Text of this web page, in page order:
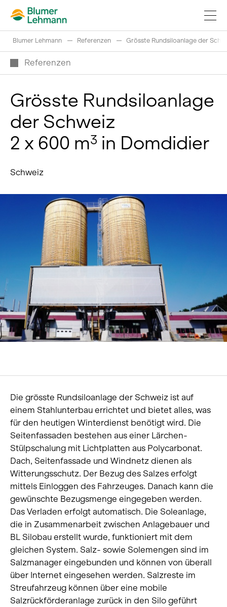
Bauprojekte realisieren
Produkte kaufen
Referenzen
Faszination Holz
Über uns
Karriere
News und Medien
Kontakt
Suche
Blumer Lehmann Referenzen Grösste Rundsiloanlage der
Referenzen
Grösste Rundsiloanlage
der Schweiz
2 x 600 m3 in Domdidier
Schweiz
Die grösste Rundsiloanlage der Schweiz ist auf
einem Stahlunterbau errichtet und bietet alles, was
für den heutigen Winterdienst benötigt wird. Die
Seitenfassaden bestehen aus einer Lärchen-
Stülpschalung mit Lichtplatten aus Polycarbonat.
Dach, Seitenfassade und Windnetz dienen als
Witterungsschutz. Der Bezug des Salzes erfolgt
mittels Einloggen des Fahrzeuges. Danach kann die
gewünschte Bezugsmenge eingegeben werden.
Das Verladen erfolgt automatisch. Die Soleanlage,
die in Zusammenarbeit zwischen Anlagebauer und
BL Silobau erstellt wurde, funktioniert mit dem
gleichen System. Salz- sowie Solemengen sind im
Salzmanager eingebunden und können von überall
über Internet eingesehen werden. Salzreste im
Streufahrzeug können über eine mobile
Salzrückförderanlage zurück in den Silo geführt